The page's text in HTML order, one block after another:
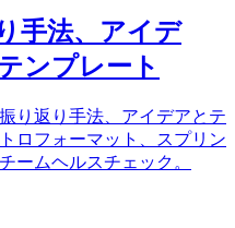
手法、アイデ
ンプレート
り返り手法、アイデアとテ
ロフォーマット、スプリン
ームヘルスチェック。